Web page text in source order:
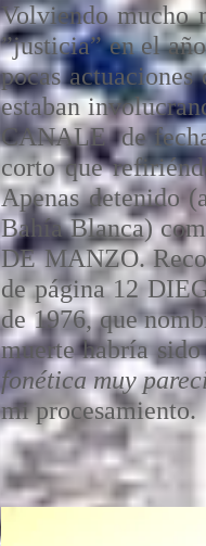
Volviendo mucho
”justicia” en el
pocas
estaban
CANALE de
corto que
Apenas detenido
Bahía Blanca)
DE MANZO.
de página 12
de 1976, que
muerte habría
fonética muy
mi procesamiento.